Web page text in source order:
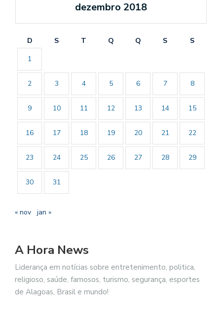
dezembro 2018
D S T Q Q S
S
1
2 3 4 5 6 7 8
9 10 11 12 13 14 15
16 17 18 19 20 21 22
23 24 25 26 27 28 29
30 31
« nov jan »
A Hora News
Liderança em notícias sobre entretenimento, politica,
religioso, saúde, famosos, turismo, segurança, esportes
de Alagoas, Brasil e mundo!